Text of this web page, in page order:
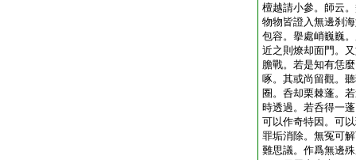
檀越請小參。師云
物物皆證入無邊刹
包容。擧處峭巍巍
近之則燎却面門。
膽戰。若是知有恁
啄。其或尚留觀。
圈。呑却栗棘蓬。
時透過。若呑得一
可以作奇特因。可
罪垢消除。無冤可
難思議。作爲無邊